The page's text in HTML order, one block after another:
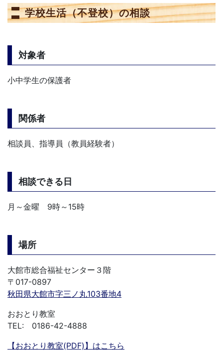
学校生活（不登校）の相談
対象者
小中学生の保護者
関係者
相談員、指導員（教員経験者）
相談できる日
月～金曜 9時～15時
場所
大館市総合福祉センター３階
〒017-0897
秋田県大館市字三ノ丸103番地4
おおとり教室
TEL: 0186-42-4888
【おおとり教室(PDF)】はこちら